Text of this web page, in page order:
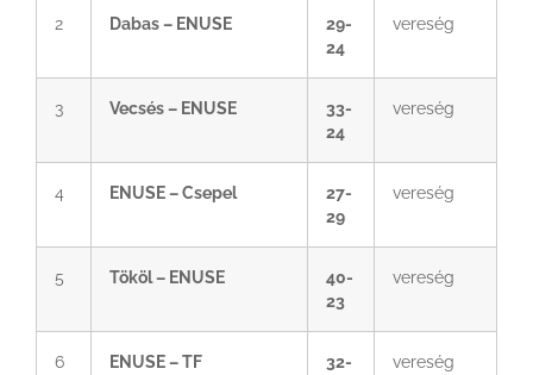
2 Dabas – ENUSE
29-
24
vereség
3 Vecsés – ENUSE
33-
24
vereség
4 ENUSE – Csepel
27-
29
vereség
5 Tököl – ENUSE
40-
23
vereség
6 ENUSE – TF
32-
vereség